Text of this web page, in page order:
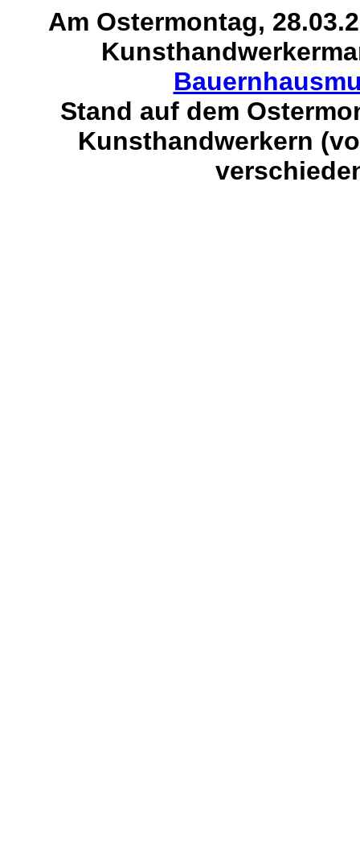
Am Ostermontag,
Stand auf dem
Kunsthandwerkern